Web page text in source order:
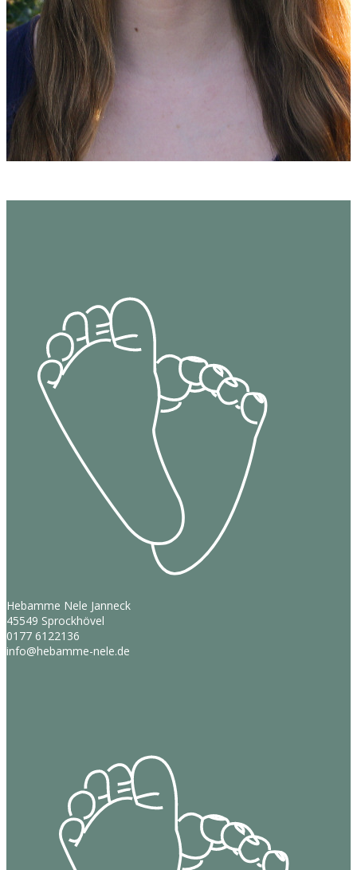
Hebamme Nele Janneck
45549 Sprockhövel
0177 6122136
info@hebamme-nele.de